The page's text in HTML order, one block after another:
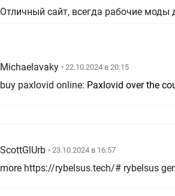
Отличный сайт, всегда рабочие моды
Michaelavaky • 22.10.2024 в 20:15
buy paxlovid online: Paxlovid over the
ScottGlUrb • 23.10.2024 в 16:57